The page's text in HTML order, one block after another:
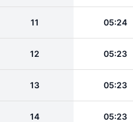
11 05:24
12 05:23
13 05:23
14 05:23